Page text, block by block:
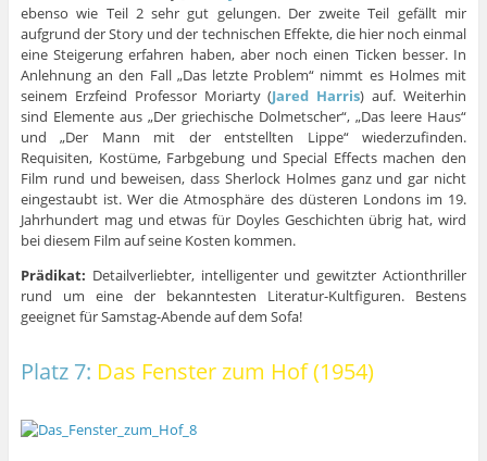
ebenso wie Teil 2 sehr gut gelungen. Der zweite Teil gefällt mir
aufgrund der Story und der technischen Effekte, die hier noch einmal
eine Steigerung erfahren haben, aber noch einen Ticken besser. In
Anlehnung an den Fall „Das letzte Problem“ nimmt es Holmes mit
seinem Erzfeind Professor Moriarty (Jared Harris) auf. Weiterhin
sind Elemente aus „Der griechische Dolmetscher“, „Das leere Haus“
und „Der Mann mit der entstellten Lippe“ wiederzufinden.
Requisiten, Kostüme, Farbgebung und Special Effects machen den
Film rund und beweisen, dass Sherlock Holmes ganz und gar nicht
eingestaubt ist. Wer die Atmosphäre des düsteren Londons im 19.
Jahrhundert mag und etwas für Doyles Geschichten übrig hat, wird
bei diesem Film auf seine Kosten kommen.
Prädikat: Detailverliebter, intelligenter und gewitzter Actionthriller
rund um eine der bekanntesten Literatur-Kultfiguren. Bestens
geeignet für Samstag-Abende auf dem Sofa!
Platz 7: Das Fenster zum Hof (1954)